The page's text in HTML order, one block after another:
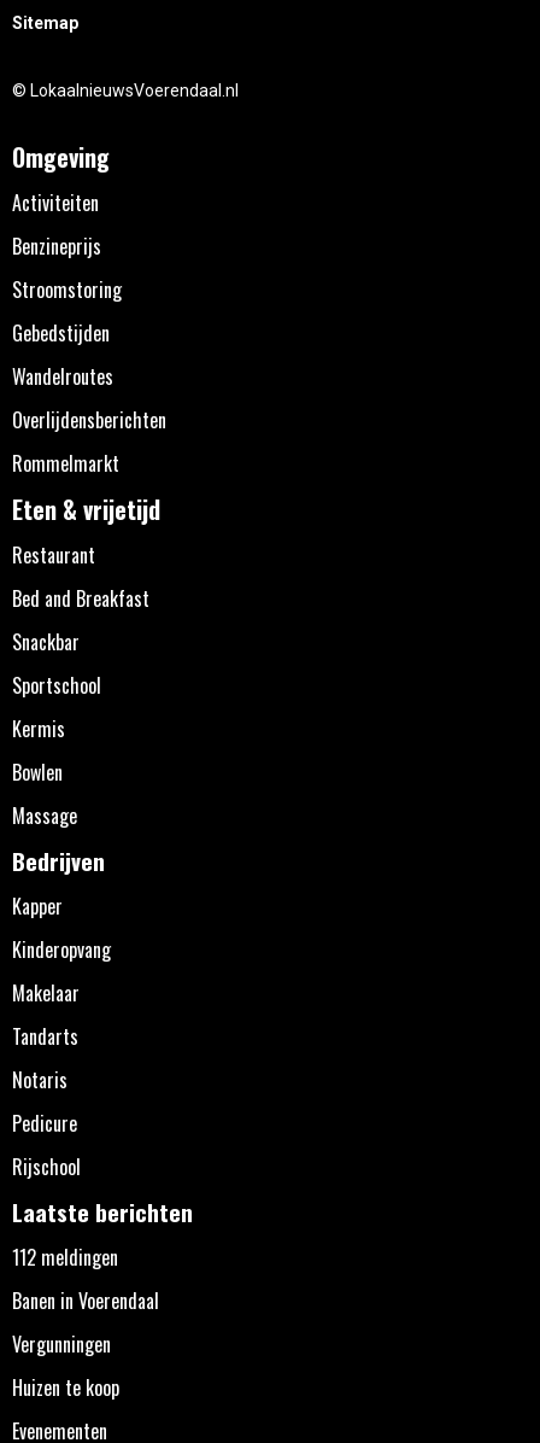
Sitemap
© LokaalnieuwsVoerendaal.nl
Omgeving
Activiteiten
Benzineprijs
Stroomstoring
Gebedstijden
Wandelroutes
Overlijdensberichten
Rommelmarkt
Eten & vrijetijd
Restaurant
Bed and Breakfast
Snackbar
Sportschool
Kermis
Bowlen
Massage
Bedrijven
Kapper
Kinderopvang
Makelaar
Tandarts
Notaris
Pedicure
Rijschool
Laatste berichten
112 meldingen
Banen in Voerendaal
Vergunningen
Huizen te koop
Evenementen